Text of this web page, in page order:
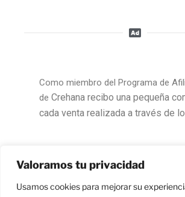
Valoramos tu privacidad
Usamos cookies para mejorar su
Como miembro del Programa de
de Crehana recibo una pequeña
cada venta realizada a través de